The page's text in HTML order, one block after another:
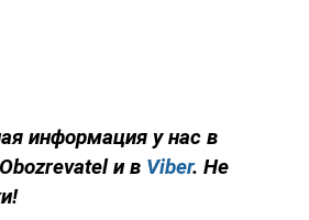
информация у нас в
Obozrevatel и в Viber. Не